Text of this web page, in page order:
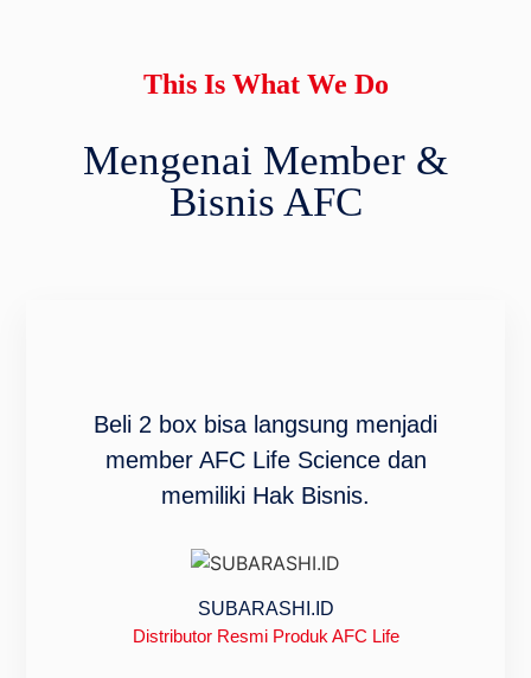
This Is What We Do
Mengenai Member &
Bisnis AFC
Beli 2 box bisa langsung menjadi
member AFC Life Science dan
memiliki Hak Bisnis.
SUBARASHI.ID
Distributor Resmi Produk AFC Life